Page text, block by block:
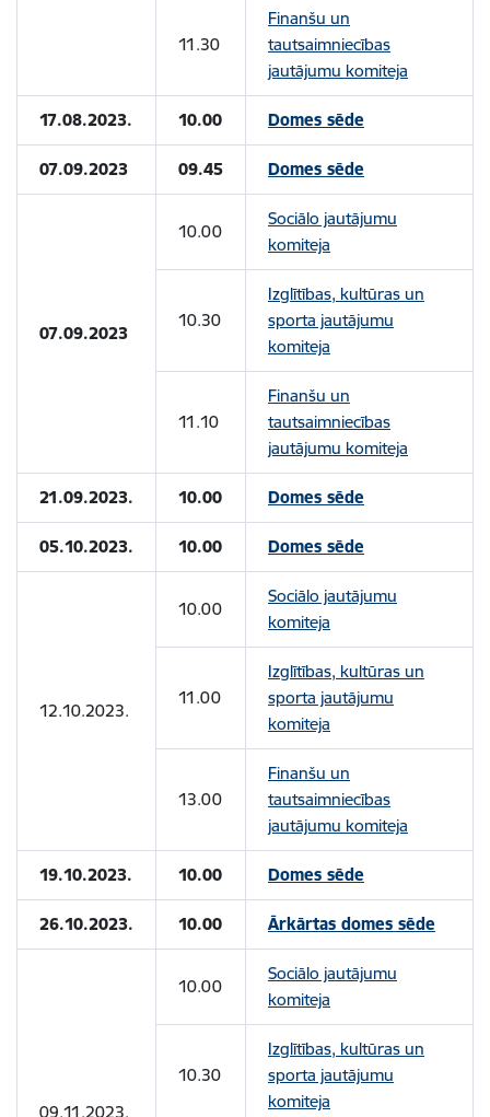
11.30
Finanšu un
tautsaimniecības
jautājumu komiteja
17.08.2023. 10.00 Domes sēde
07.09.2023 09.45 Domes sēde
07.09.2023
10.00
Sociālo jautājumu
komiteja
10.30
Izglītības, kultūras un
sporta jautājumu
komiteja
11.10
Finanšu un
tautsaimniecības
jautājumu komiteja
21.09.2023. 10.00 Domes sēde
05.10.2023. 10.00 Domes sēde
12.10.2023.
10.00
Sociālo jautājumu
komiteja
11.00
Izglītības, kultūras un
sporta jautājumu
komiteja
13.00
Finanšu un
tautsaimniecības
jautājumu komiteja
19.10.2023. 10.00 Domes sēde
26.10.2023. 10.00 Ārkārtas domes sēde
09.11.2023.
10.00
Sociālo jautājumu
komiteja
10.30
Izglītības, kultūras un
sporta jautājumu
komiteja